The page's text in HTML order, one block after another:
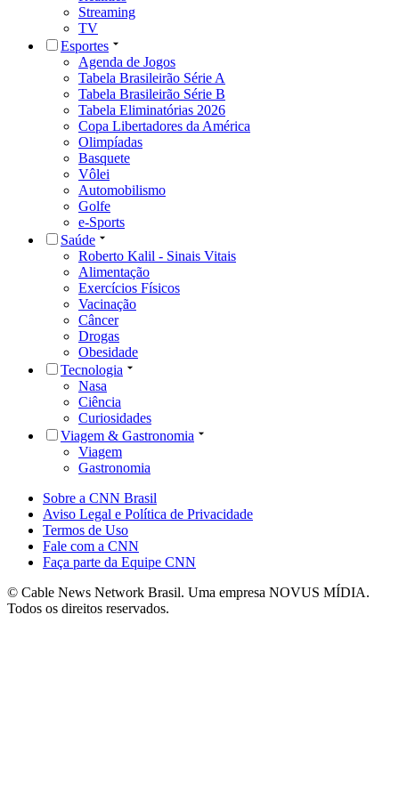
Streaming
TV
Esportes
Agenda de Jogos
Tabela Brasileirão Série A
Tabela Brasileirão Série B
Tabela Eliminatórias 2026
Copa Libertadores da América
Olimpíadas
Basquete
Vôlei
Automobilismo
Golfe
e-Sports
Saúde
Roberto Kalil - Sinais Vitais
Alimentação
Exercícios Físicos
Vacinação
Câncer
Drogas
Obesidade
Tecnologia
Nasa
Ciência
Curiosidades
Viagem & Gastronomia
Viagem
Gastronomia
Sobre a CNN Brasil
Aviso Legal e Política de Privacidade
Termos de Uso
Fale com a CNN
Faça parte da Equipe CNN
© Cable News Network Brasil. Uma empresa NOVUS MÍDIA.
Todos os direitos reservados.